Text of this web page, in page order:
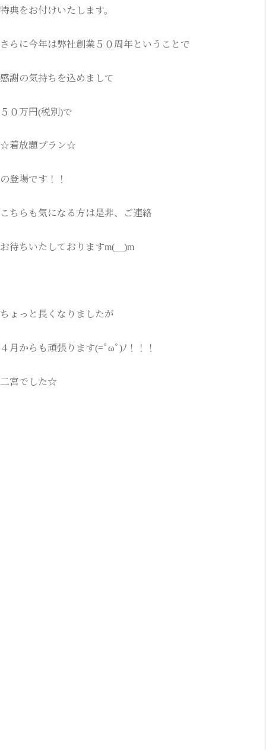
特典をお付けいたします。
さらに今年は弊社創業５０周年ということで
感謝の気持ちを込めまして
５０万円(税別)で
☆着放題プラン☆
の登場です！！
こちらも気になる方は是非、ご連絡
お待ちいたしておりますm(__)m
ちょっと長くなりましたが
４月からも頑張ります(=ﾟωﾟ)ﾉ！！！
二宮でした☆